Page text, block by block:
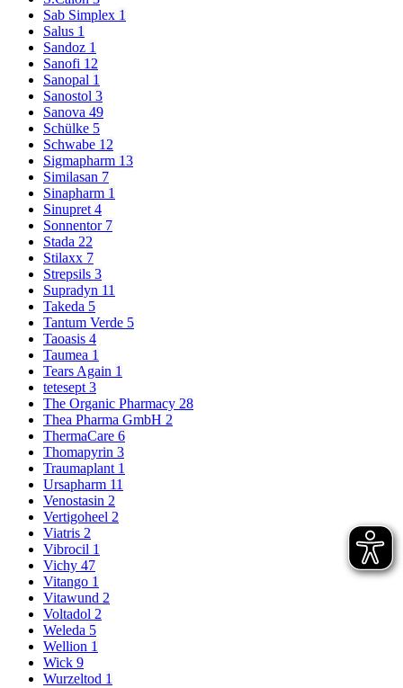
Sab Simplex 1
Salus 1
Sandoz 1
Sanofi 12
Sanopal 1
Sanostol 3
Sanova 49
Schülke 5
Schwabe 12
Sigmapharm 13
Similasan 7
Sinapharm 1
Sinupret4
Sonnentor 7
Stada 22
Stilaxx 7
Strepsils 3
Supradyn 11
Takeda 5
Tantum Verde 5
Taoasis 4
Taumea 1
Tears Again 1
tetesept3
The Organic Pharmacy 28
Thea Pharma GmbH 2
ThermaCare 6
Thomapyrin 3
Traumaplant 1
Ursapharm 11
Venostasin 2
Vertigoheel 2
Viatris 2
Vibrocil 1
Vichy 47
Vitango 1
Vitawund 2
Voltadol 2
Weleda 5
Wellion 1
Wick 9
Wurzeltod 1